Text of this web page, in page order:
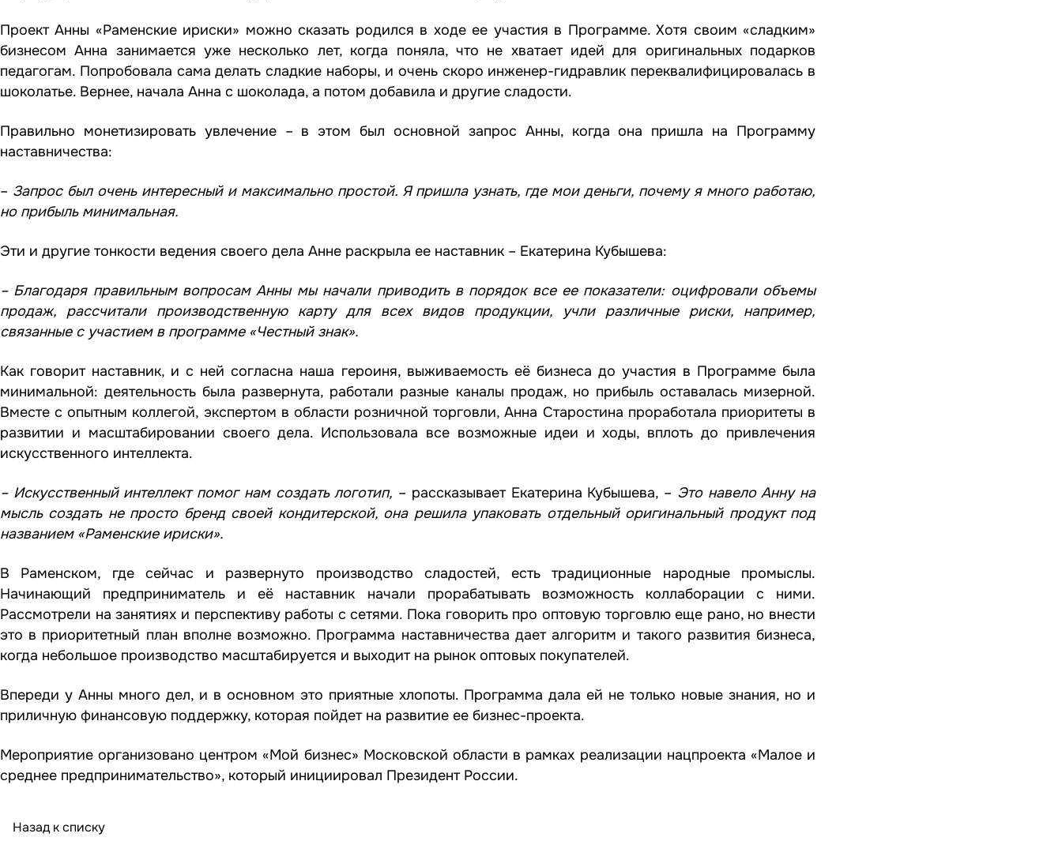
Проект Анны «Раменские ириски» можно сказать родился в ходе ее участия в Программе. Хотя своим «сладким»
бизнесом Анна занимается уже несколько лет, когда поняла, что не хватает идей для оригинальных подарков
педагогам. Попробовала сама делать сладкие наборы, и очень скоро инженер-гидравлик переквалифицировалась в
шоколатье. Вернее, начала Анна с шоколада, а потом добавила и другие сладости.
Правильно монетизировать увлечение – в этом был основной запрос Анны, когда она пришла на Программу
наставничества:
– Запрос был очень интересный и максимально простой. Я пришла узнать, где мои деньги, почему я много работаю,
но прибыль минимальная.
Эти и другие тонкости ведения своего дела Анне раскрыла ее наставник – Екатерина Кубышева:
– Благодаря правильным вопросам Анны мы начали приводить в порядок все ее показатели: оцифровали объемы
продаж, рассчитали производственную карту для всех видов продукции, учли различные риски, например,
связанные с участием в программе «Честный знак».
Как говорит наставник, и с ней согласна наша героиня, выживаемость её бизнеса до участия в Программе была
минимальной: деятельность была развернута, работали разные каналы продаж, но прибыль оставалась мизерной.
Вместе с опытным коллегой, экспертом в области розничной торговли, Анна Старостина проработала приоритеты в
развитии и масштабировании своего дела. Использовала все возможные идеи и ходы, вплоть до привлечения
искусственного интеллекта.
– Искусственный интеллект помог нам создать логотип, – рассказывает Екатерина Кубышева, – Это навело Анну на
мысль создать не просто бренд своей кондитерской, она решила упаковать отдельный оригинальный продукт под
названием «Раменские ириски».
В Раменском, где сейчас и развернуто производство сладостей, есть традиционные народные промыслы.
Начинающий предприниматель и её наставник начали прорабатывать возможность коллаборации с ними.
Рассмотрели на занятиях и перспективу работы с сетями. Пока говорить про оптовую торговлю еще рано, но внести
это в приоритетный план вполне возможно. Программа наставничества дает алгоритм и такого развития бизнеса,
когда небольшое производство масштабируется и выходит на рынок оптовых покупателей.
Впереди у Анны много дел, и в основном это приятные хлопоты. Программа дала ей не только новые знания, но и
приличную финансовую поддержку, которая пойдет на развитие ее бизнес-проекта.
Мероприятие организовано центром «Мой бизнес» Московской области в рамках реализации нацпроекта «Малое и
среднее предпринимательство», который инициировал Президент России.
Назад к списку